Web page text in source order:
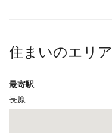
住まいのエリア
最寄駅
長原